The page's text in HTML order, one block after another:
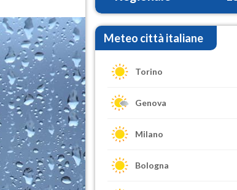
Meteo città italiane
Torino
Genova
Milano
Bologna